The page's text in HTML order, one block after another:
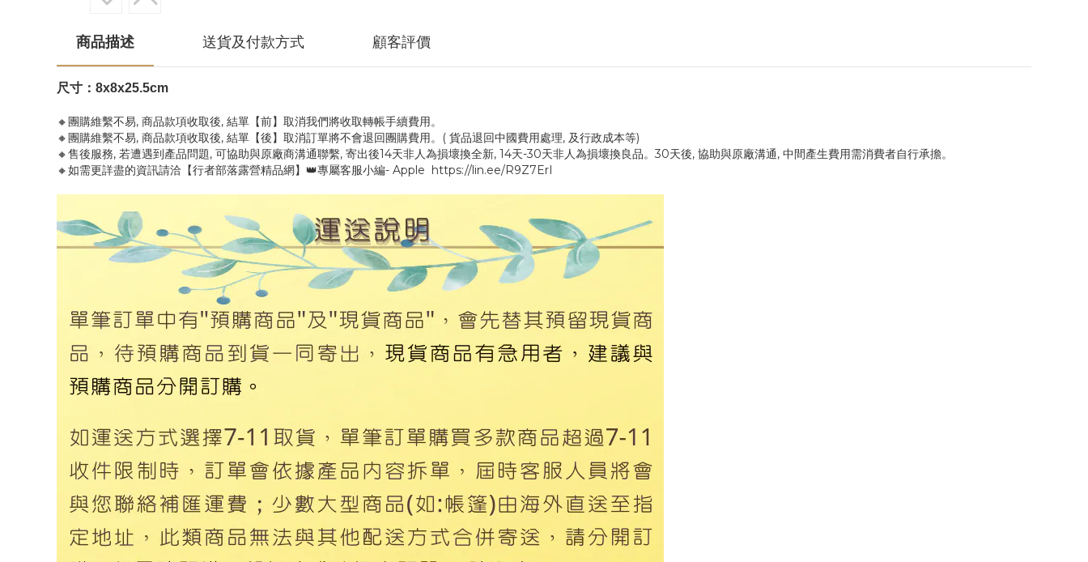
商品描述 送貨及付款方式 顧客評價
尺寸：8x8x25.5cm
🔸團購維繫不易, 商品款項收取後, 結單【前】取消我們將收取轉帳手續費用。
🔸團購維繫不易, 商品款項收取後, 結單【後】取消訂單將不會退回團購費用。( 貨品退回中國費用處理, 及行政成本等)
🔸售後服務, 若遭遇到產品問題, 可協助與原廠商溝通聯繫, 寄出後14天非人為損壞換全新, 14天-30天非人為損壞換良品。30天後, 協助與原廠溝通, 中間產生費用需消費者自行承擔。
🔸如需更詳盡的資訊請洽【行者部落露營精品網】👑專屬客服小編- Apple https://lin.ee/R9Z7ErI